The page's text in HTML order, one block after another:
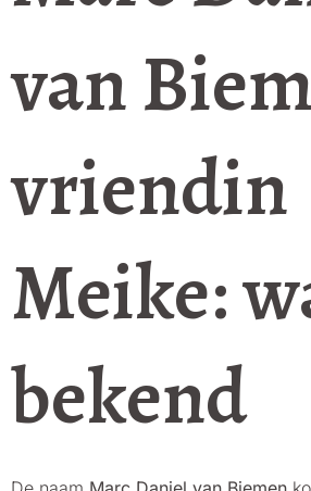
van
vriendin
Meike:
bekend